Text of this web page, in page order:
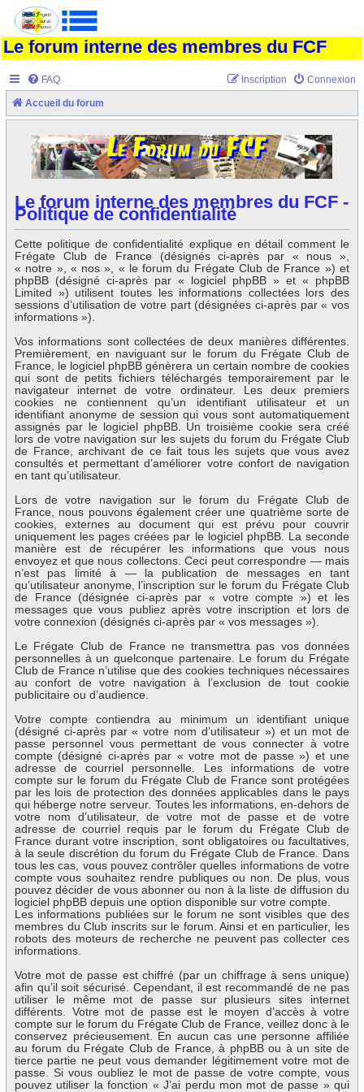
Le forum interne des membres du FCF
FAQ Connexion
Inscription
Accueil du forum
Le forum interne des membres du FCF -
Politique de confidentialité
Cette politique de confidentialité explique en détail comment le
Frégate Club de France (désignés ci-après par « nous »,
« notre », « nos », « le forum du Frégate Club de France ») et
phpBB (désigné ci-après par « logiciel phpBB » et « phpBB
Limited ») utilisent toutes les informations collectées lors des
sessions d’utilisation de votre part (désignées ci-après par « vos
informations »).
Vos informations sont collectées de deux manières différentes.
Premièrement, en naviguant sur le forum du Frégate Club de
France, le logiciel phpBB génèrera un certain nombre de cookies
qui sont de petits fichiers téléchargés temporairement par le
navigateur internet de votre ordinateur. Les deux premiers
cookies ne contiennent qu’un identifiant utilisateur et un
identifiant anonyme de session qui vous sont automatiquement
assignés par le logiciel phpBB. Un troisième cookie sera créé
lors de votre navigation sur les sujets du forum du Frégate Club
de France, archivant de ce fait tous les sujets que vous avez
consultés et permettant d’améliorer votre confort de navigation
en tant qu’utilisateur.
Lors de votre navigation sur le forum du Frégate Club de
France, nous pouvons également créer une quatrième sorte de
cookies, externes au document qui est prévu pour couvrir
uniquement les pages créées par le logiciel phpBB. La seconde
manière est de récupérer les informations que vous nous
envoyez et que nous collectons. Ceci peut correspondre — mais
n’est pas limité à — la publication de messages en tant
qu’utilisateur anonyme, l’inscription sur le forum du Frégate Club
de France (désignée ci-après par « votre compte ») et les
messages que vous publiez après votre inscription et lors de
votre connexion (désignés ci-après par « vos messages »).
Le Frégate Club de France ne transmettra pas vos données
personnelles à un quelconque partenaire. Le forum du Frégate
Club de France n’utilise que des cookies techniques nécessaires
au confort de votre navigation à l’exclusion de tout cookie
publicitaire ou d’audience.
Votre compte contiendra au minimum un identifiant unique
(désigné ci-après par « votre nom d’utilisateur ») et un mot de
passe personnel vous permettant de vous connecter à votre
compte (désigné ci-après par « votre mot de passe ») et une
adresse de courriel personnelle. Les informations de votre
compte sur le forum du Frégate Club de France sont protégées
par les lois de protection des données applicables dans le pays
qui héberge notre serveur. Toutes les informations, en-dehors de
votre nom d’utilisateur, de votre mot de passe et de votre
adresse de courriel requis par le forum du Frégate Club de
France durant votre inscription, sont obligatoires ou facultatives,
à la seule discrétion du forum du Frégate Club de France. Dans
tous les cas, vous pouvez contrôler quelles informations de votre
compte vous souhaitez rendre publiques ou non. De plus, vous
pouvez décider de vous abonner ou non à la liste de diffusion du
logiciel phpBB depuis une option disponible sur votre compte.
Les informations publiées sur le forum ne sont visibles que des
membres du Club inscrits sur le forum. Ainsi et en particulier, les
robots des moteurs de recherche ne peuvent pas collecter ces
informations.
Votre mot de passe est chiffré (par un chiffrage à sens unique)
afin qu’il soit sécurisé. Cependant, il est recommandé de ne pas
utiliser le même mot de passe sur plusieurs sites internet
différents. Votre mot de passe est le moyen d’accès à votre
compte sur le forum du Frégate Club de France, veillez donc à le
conservez précieusement. En aucun cas une personne affiliée
au forum du Frégate Club de France, à phpBB ou à un site de
tierce partie ne peut vous demander légitimement votre mot de
passe. Si vous oubliez le mot de passe de votre compte, vous
pouvez utiliser la fonction « J’ai perdu mon mot de passe » qui